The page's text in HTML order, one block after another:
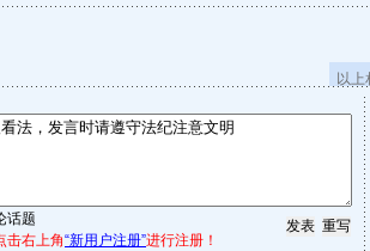
以
话题
击右上角“新用户注册”进行注册！